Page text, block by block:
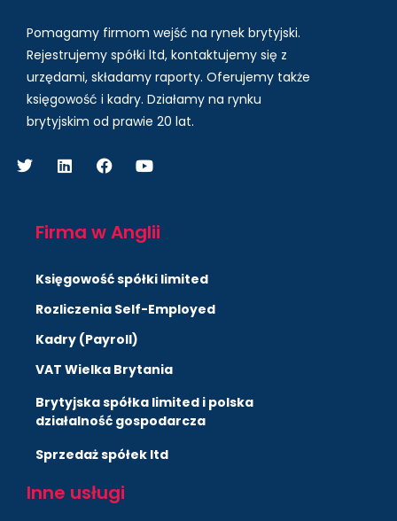
Pomagamy firmom wejść na rynek brytyjski.
Rejestrujemy spółki ltd, kontaktujemy się z
urzędami, składamy raporty. Oferujemy także
księgowość i kadry. Działamy na rynku
brytyjskim od prawie 20 lat.
Firma w Anglii
Księgowość spółki limited
Rozliczenia Self-Employed
Kadry (Payroll)
VAT Wielka Brytania
Brytyjska spółka limited i polska
działalność gospodarcza
Sprzedaż spółek ltd
Inne usługi